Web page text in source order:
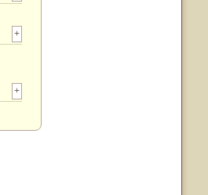
+
+